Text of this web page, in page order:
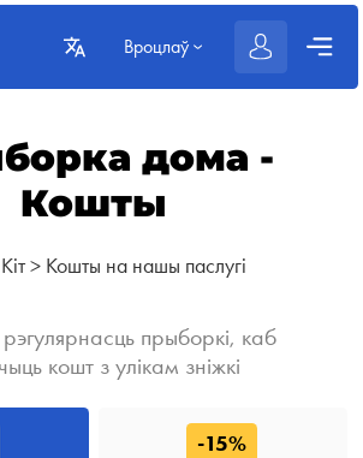
Вроцлаў
дома -
Кошты
> Кошты на нашы паслугі
прыборкі, каб
кошт з улікам зніжкі
-15%